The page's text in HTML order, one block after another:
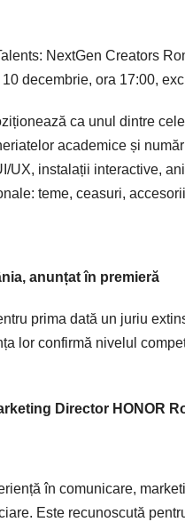
NextGen Creators
decembrie, ora 17:00,
ca unul dintre
academice și
UX, instalații interactive,
teme, ceasuri,
anunțat în premieră
prima dată un juriu
lor confirmă nivelul
Director HONOR
în comunicare,
Este recunoscută